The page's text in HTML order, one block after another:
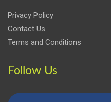
Privacy Policy
Contact Us
Terms and Conditions
Follow Us